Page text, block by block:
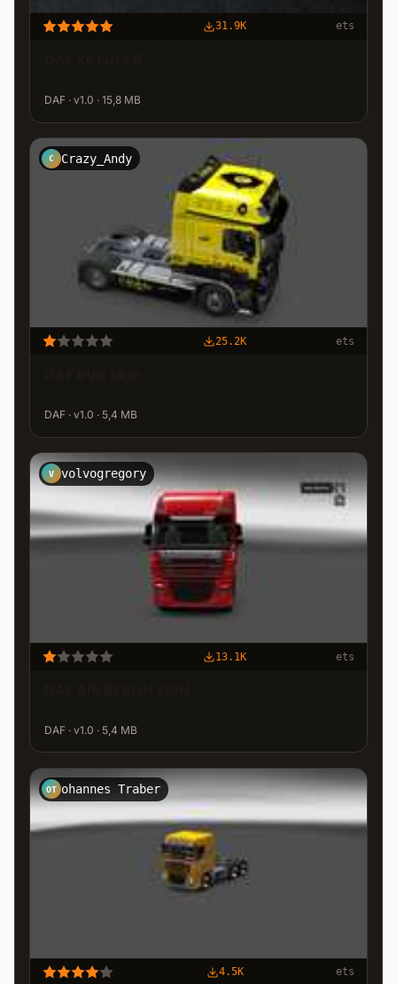
31.9K ets
DAF · v1.0 · 15,8 MB
C Crazy_Andy
25.2K ets
DAF · v1.0 · 5,4 MB
V volvogregory
13.1K ets
DAF · v1.0 · 5,4 MB
OT ohannes Traber
4.5K ets